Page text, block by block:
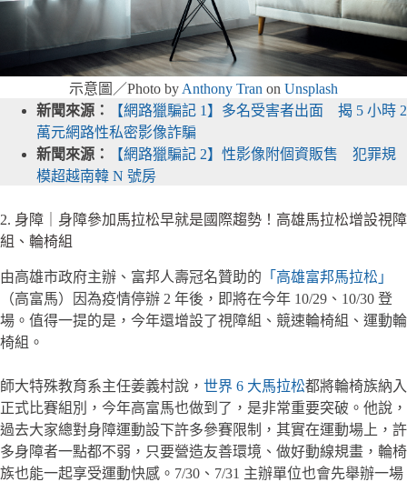
示意圖／Photo by Anthony Tran on Unsplash
新聞來源：
【網路獵騙記 1】多名受害者出面 揭 5 小時 2
萬元網路性私密影像詐騙
新聞來源：
【網路獵騙記 2】性影像附個資販售 犯罪規
模超越南韓 N 號房
2. 身障｜身障參加馬拉松早就是國際趨勢！高雄馬拉松增設視障
組、輪椅組
由高雄市政府主辦、富邦人壽冠名贊助的 「高雄富邦馬拉松」
（高富馬）因為疫情停辦 2 年後，即將在今年 10/29、10/30 登
場。值得一提的是，今年還增設了視障組、競速輪椅組、運動輪
椅組。
師大特殊教育系主任姜義村說， 世界 6 大馬拉松都將輪椅族納入
正式比賽組別，今年高富馬也做到了，是非常重要突破。他說，
過去大家總對身障運動設下許多參賽限制，其實在運動場上，許
多身障者一點都不弱，只要營造友善環境、做好動線規畫，輪椅
族也能一起享受運動快感。7/30、7/31 主辦單位也會先舉辦一場